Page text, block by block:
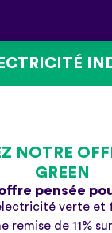
NOTRE
GREEN
pensée
verte et
remise de 11%